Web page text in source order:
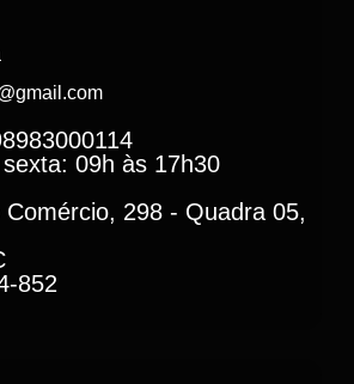
09h às 17h30
Comércio, 298 - Quadra 05,
852